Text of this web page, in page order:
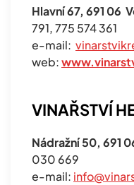
Hlavní 67, 691 06
791, 775 574 361
e-mail:
web:
VINAŘSTVÍ
Nádražní 50, 691
030 669
e-mail: